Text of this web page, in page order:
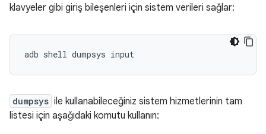
klavyeler gibi giriş bileşenleri için sistem verileri sağlar:
dumpsys ile kullanabileceğiniz sistem hizmetlerinin tam
listesi için aşağıdaki komutu kullanın: